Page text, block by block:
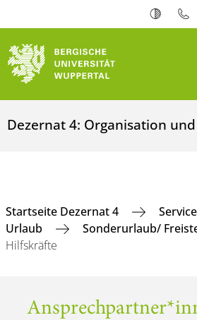
Dezernat 4: Organisation
Startseite Dezernat 4
Urlaub
Sonderurlaub/
Hilfskräfte